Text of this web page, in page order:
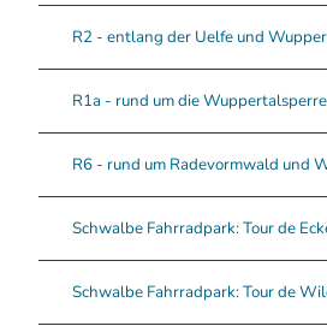
R2 - entlang der Uelfe und Wupper
R1a - rund um die Wuppertalsperre
R6 - rund um Radevormwald und
Schwalbe Fahrradpark: Tour de
Schwalbe Fahrradpark: Tour de